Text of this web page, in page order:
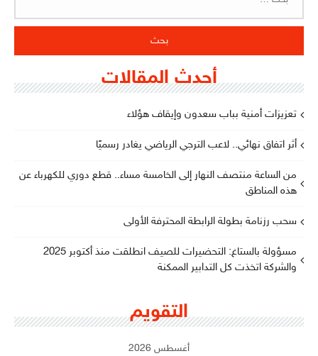
أحدث المقالات
تعزيزات أمنية بباب سعدون وإيقاف هؤلاء
أثر اتفاق نهائي.. لاعب الترجي الرياضي يغادر رسميًا
من الساعة منتصف النهار إلى الخامسة مساء.. قطع دوري للكهرباء عن
هذه المناطق
سحب رزنامة بطولة الرابطة المحترفة الأولى
مسؤولة بالستاغ: التحضيرات للصيف انطلقت منذ أكتوبر 2025
والشركة اتخذت كل التدابير الممكنة
التقويم
أغسطس 2026